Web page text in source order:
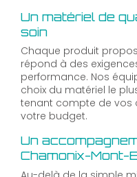
Un matériel de
soin
Chaque produit
répond à des
performance. Nos
choix du matériel le
tenant compte de vos
votre budget.
Un
Chamonix-Mont-